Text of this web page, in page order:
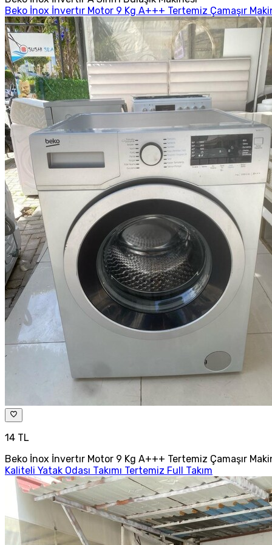
Beko İnox İnvertır Motor 9 Kg A+++ Tertemiz Çamaşır
14 TL
Beko İnox İnvertır Motor 9 Kg A+++ Tertemiz Çamaşır
Kaliteli Yatak Odası Takımı Tertemiz Full Takım